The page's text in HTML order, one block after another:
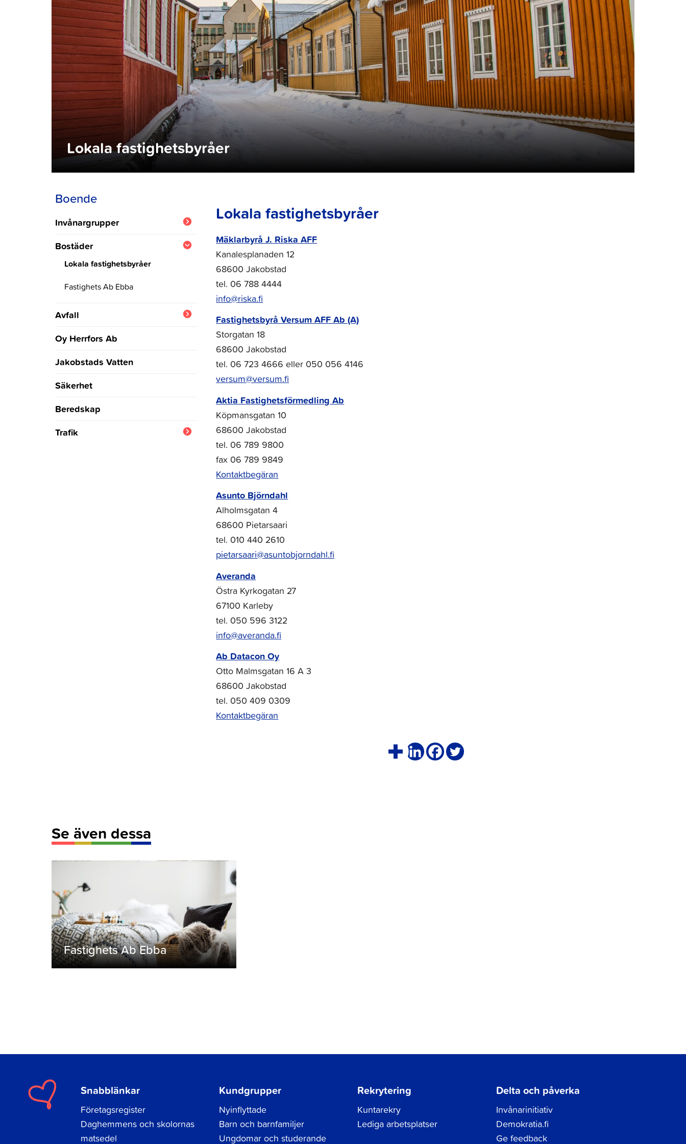
Lokala fastighetsbyråer
Boende
Invånargrupper
Barn och barnfamiljer
De äldre
Bostäder
Lokala fastighetsbyråer
Fastighets Ab Ebba
Avfall
Oy Herrfors Ab
Jakobstads Vatten
Säkerhet
Beredskap
Trafik
Lokala fastighetsbyråer
Mäklarbyrå J. Riska AFF
Kanalesplanaden 12
68600 Jakobstad
tel. 06 788 4444
info@riska.fi
Fastighetsbyrå Versum AFF Ab (A)
Storgatan 18
68600 Jakobstad
tel. 06 723 4666 eller 050 056 4146
versum@versum.fi
Aktia Fastighetsförmedling Ab
Köpmansgatan 10
68600 Jakobstad
tel. 06 789 9800
fax 06 789 9849
Kontaktbegäran
Asunto Björndahl
Alholmsgatan 4
68600 Pietarsaari
tel. 010 440 2610
pietarsaari@asuntobjorndahl.fi
Averanda
Östra Kyrkogatan 27
67100 Karleby
tel. 050 596 3122
info@averanda.fi
Ab Datacon Oy
Otto Malmsgatan 16 A 3
68600 Jakobstad
tel. 050 409 0309
Kontaktbegäran
Se även dessa
Fastighets Ab Ebba
Snabblänkar
Företagsregister
Daghemmens och skolornas
matsedel
Kundgrupper
Nyinflyttade
Barn och barnfamiljer
Ungdomar och studerande
Rekrytering
Kuntarekry
Lediga arbetsplatser
Delta och påverka
Invånarinitiativ
Demokratia.fi
Ge feedback